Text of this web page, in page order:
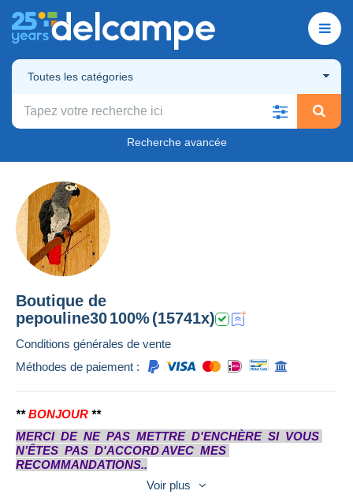
Toutes les catégories
Recherche avancée
Boutique de
pepouline30100%(15741x)
Conditions générales de vente
Méthodes de paiement :
**BONJOUR **
MERCI DE NE PAS METTRE D'ENCHÈRE SI VOUS
N’ÊTES PAS D'ACCORD AVEC MES
RECOMMANDATIONS..
Voir plus